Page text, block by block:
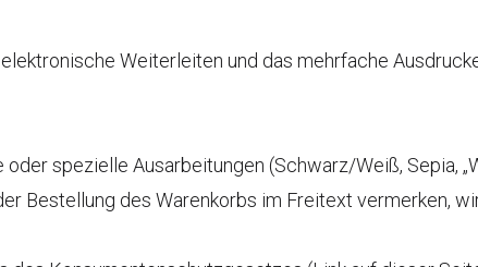
Weiterleiten und das mehrfache
spezielle Ausarbeitungen (Schwarz/Weiß, Sepia,
Bestellung des Warenkorbs im Freitext vermerken,